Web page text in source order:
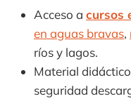
Acceso a cursos
en aguas bravas,
ríos y lagos.
Material
seguridad